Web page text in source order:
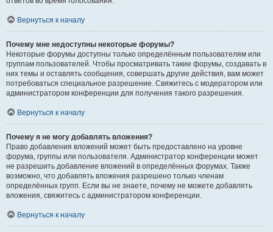
Вернуться к началу
Почему мне недоступны некоторые форумы?
Некоторые форумы доступны только определённым пользователям или
группам пользователей. Чтобы просматривать такие форумы, создавать в
них темы и оставлять сообщения, совершать другие действия, вам может
потребоваться специальное разрешение. Свяжитесь с модератором или
администратором конференции для получения такого разрешения.
Вернуться к началу
Почему я не могу добавлять вложения?
Право добавления вложений может быть предоставлено на уровне
форума, группы или пользователя. Администратор конференции может
не разрешить добавление вложений в определённых форумах. Также
возможно, что добавлять вложения разрешено только членам
определённых групп. Если вы не знаете, почему не можете добавлять
вложения, свяжитесь с администратором конференции.
Вернуться к началу